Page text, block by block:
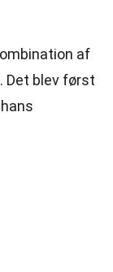
af
Det blev først